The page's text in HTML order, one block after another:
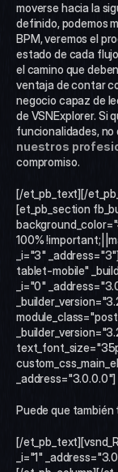
moverse hacia la
definido, podemos
BPM, veremos el
estado de cada
el camino que
ventaja de contar
negocio capaz de
de VSNExplorer. Si
funcionalidades, no
nuestros
compromiso.
[/et_pb_text][/
[et_pb_section
100%
_i="3"
tablet-mobile"
_i="0"
_address="3.0.0.0"]
Puede que también
[/
_i="1"